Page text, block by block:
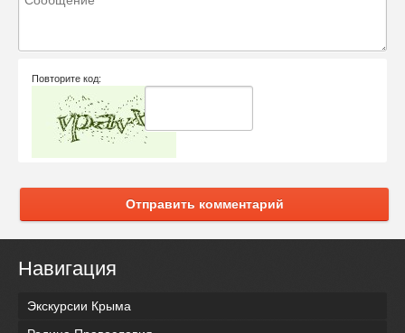
Повторите код:
Отправить комментарий
Навигация
Экскурсии Крыма